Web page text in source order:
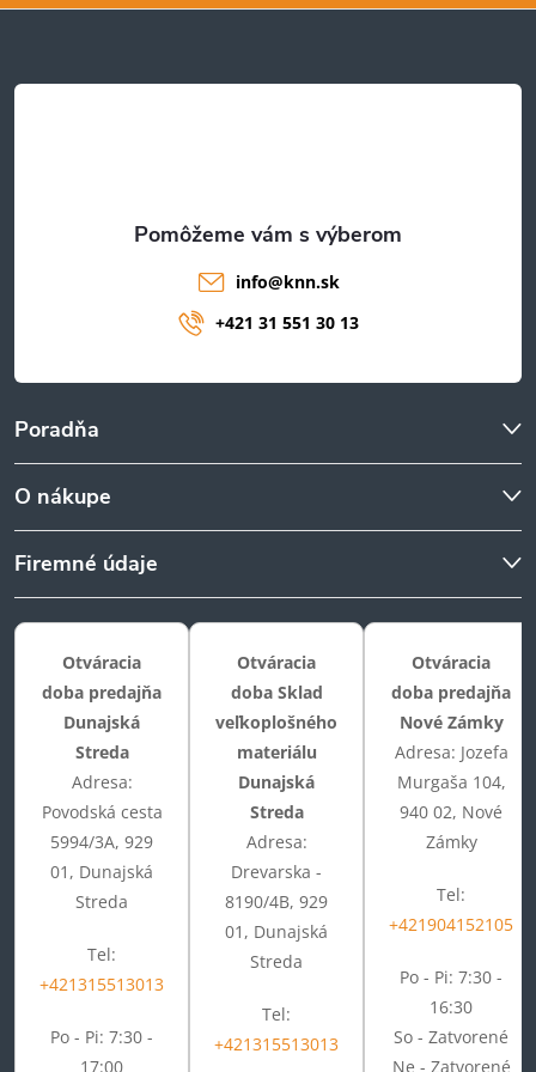
t
Poradňa
O nákupe
Firemné údaje
info@knn.sk
+421 31 551 30 13
Otváracia
doba predajňa
Dunajská
Streda
Adresa:
Povodská cesta
5994/3A, 929
01, Dunajská
Streda
Tel:
+421315513013
Po - Pi: 7:30 -
17:00
Otváracia
doba Sklad
veľkoplošného
materiálu
Dunajská
Streda
Adresa:
Drevarska -
8190/4B, 929
01, Dunajská
Streda
Tel:
+421315513013
Otváracia
doba predajňa
Nové Zámky
Adresa: Jozefa
Murgaša 104,
940 02, Nové
Zámky
Tel:
+421904152105
Po - Pi: 7:30 -
16:30
So - Zatvorené
Ne - Zatvorené